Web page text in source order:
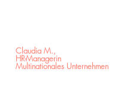
Claudia M.,
HR-Managerin
Multinationales Unternehmen